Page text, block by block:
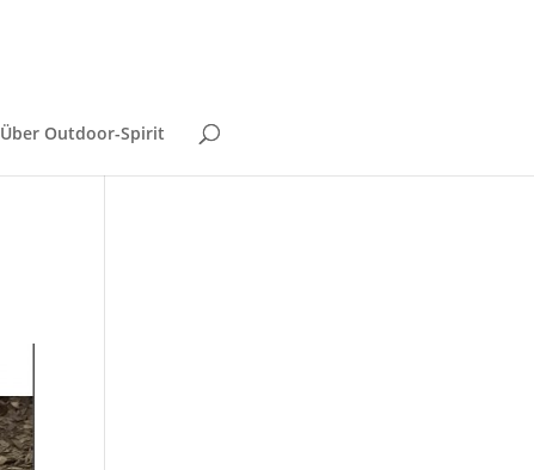
Über Outdoor-Spirit